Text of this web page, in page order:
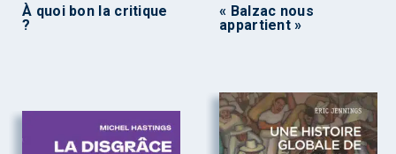
À quoi bon la critique
?
« Balzac nous
appartient »